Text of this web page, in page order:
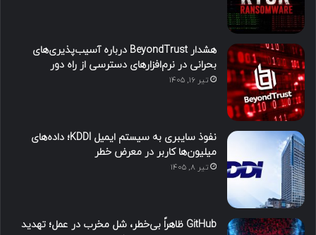
هشدار BeyondTrust درباره آسیب‌پذیری‌های
بحرانی در نرم‌افزارهای دسترسی از راه دور
تیر ۱۶, ۱۴۰۵
نفوذ سایبری به سیستم ایمیل KDDI؛ داده‌های
میلیون‌ها کاربر در معرض خطر
تیر ۸, ۱۴۰۵
GitHub ظاهراً بی‌خطر، شل مخرب در عمل؛ تهدید